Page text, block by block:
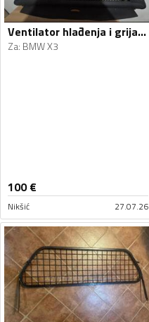
Ventilator hlađenja i grijanja za X3
Za: BMW X3
100€
Nikšić 27.07.26